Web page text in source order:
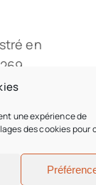
une expérience de
des cookies pour
en
• Conception